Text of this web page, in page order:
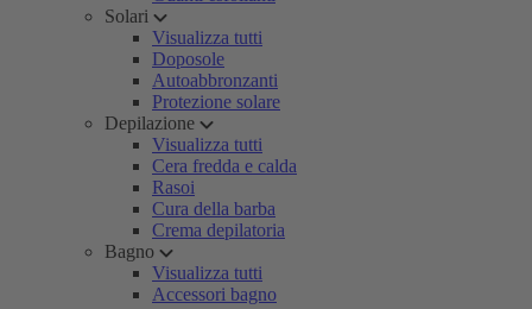
Solari
Visualizza tutti
Doposole
Autoabbronzanti
Protezione solare
Depilazione
Visualizza tutti
Cera fredda e calda
Rasoi
Cura della barba
Crema depilatoria
Bagno
Visualizza tutti
Accessori bagno